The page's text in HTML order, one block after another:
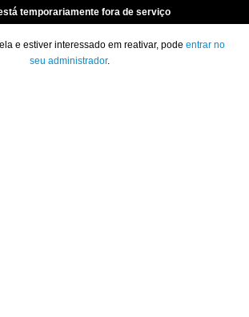
temporariamente fora de serviço
e estiver interessado em reativar, pode entrar no
seu administrador.